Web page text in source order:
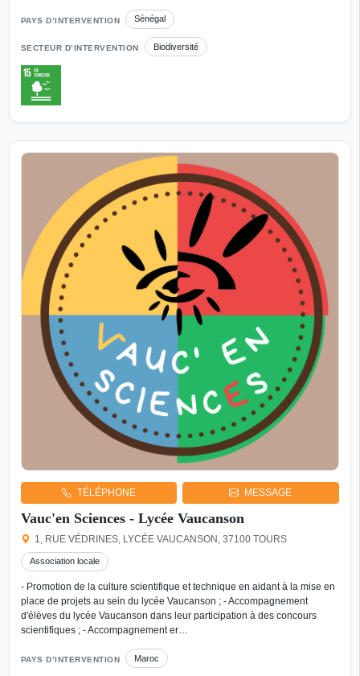
PAYS D’INTERVENTION Sénégal
SECTEUR D’INTERVENTION Biodiversité
TÉLÉPHONE MESSAGE
Vauc'en Sciences - Lycée Vaucanson
1, RUE VÉDRINES, LYCÉE VAUCANSON, 37100 TOURS
Association locale
- Promotion de la culture scientifique et technique en aidant à la mise en
place de projets au sein du lycée Vaucanson ; - Accompagnement
d'élèves du lycée Vaucanson dans leur participation à des concours
scientifiques ; - Accompagnement er…
PAYS D’INTERVENTION Maroc